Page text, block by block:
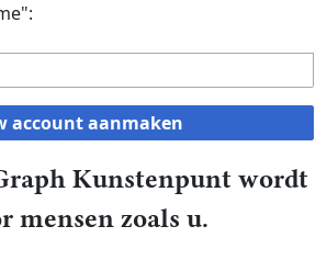
account aanmaken
Kunstenpunt wordt
mensen zoals u.